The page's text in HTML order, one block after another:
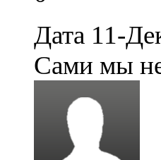
Дата 11-
Сами мы